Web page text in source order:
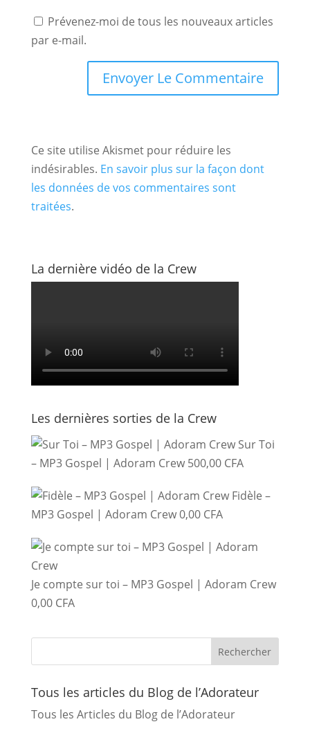
Prévenez-moi de tous les nouveaux articles
par e-mail.
Ce site utilise Akismet pour réduire les
indésirables. En savoir plus sur la façon dont
les données de vos commentaires sont
traitées.
La dernière vidéo de la Crew
Les dernières sorties de la Crew
Sur Toi
– MP3 Gospel | Adoram Crew 500,00 CFA
Fidèle –
MP3 Gospel | Adoram Crew0,00 CFA
Je compte sur toi – MP3 Gospel | Adoram Crew
0,00 CFA
Tous les articles du Blog de l’Adorateur
Tous les Articles du Blog de l’Adorateur